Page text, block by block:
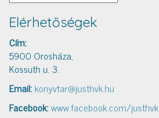
Elérhetőségek
Cím:
5900 Orosháza,
Kossuth u. 3.
Email:konyvtar@justhvk.hu
Facebook:www.facebook.com/justhvk